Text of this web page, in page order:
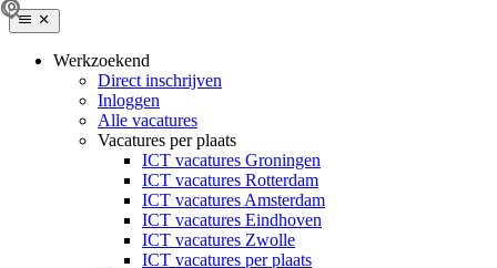
Werkzoekend
Direct inschrijven
Inloggen
Alle vacatures
Vacatures per plaats
ICT vacatures Groningen
ICT vacatures Rotterdam
ICT vacatures Amsterdam
ICT vacatures Eindhoven
ICT vacatures Zwolle
ICT vacatures per plaats